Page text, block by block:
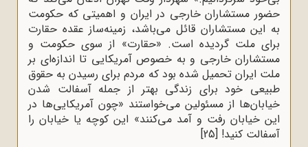
حضور مستشاران خارجی در ایران و اهمیتی که حکومت
به این مستشاران قائل می‌باشد، زمینه‌ساز عقده حقارت
برای ملت گردیده است. «حقارت» از سوی حکومت و
مستشاران خارجی و به خصوص آمریکایی تا اندازه‌ای بر
ملت ایران تحمیل شده بود که مردم برای رسیدن به حقوق
طبیعی خود برای زندگی بهتر از جمله آسفالت شدن
خیابان‌ها از مسئولین می‌خواستند «چون آمریکایی‌ها در
این خیابان رفت و آمد می‌کنند» این کوچه یا خیابان را
آسفالت کنید! [25]